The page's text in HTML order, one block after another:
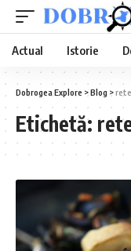
Actual Istorie
Dobrogea Explore >Blog >
Etichetă: